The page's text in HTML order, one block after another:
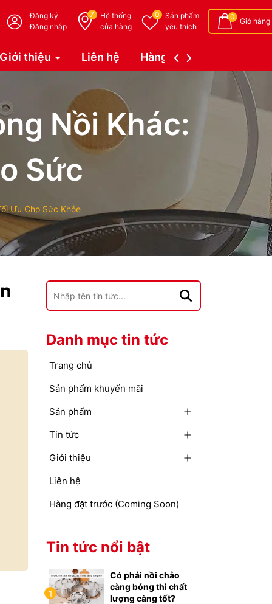
Đăng ký
Đăng nhập
7
Hệ thống
cửa hàng
0
Sản phẩm
yêu thích
0 Giỏ hàng
Giới thiệu Liên hệ Hàng đặt trước (Coming
Nồi Khác:
Sức
Ưu Cho Sức Khỏe
Danh mục tin tức
Trang chủ
Sản phẩm khuyến mãi
Sản phẩm
Tin tức
Giới thiệu
Liên hệ
Hàng đặt trước (Coming Soon)
Tin tức nổi bật
1
Có phải nồi chảo
càng bóng thì chất
lượng càng tốt?